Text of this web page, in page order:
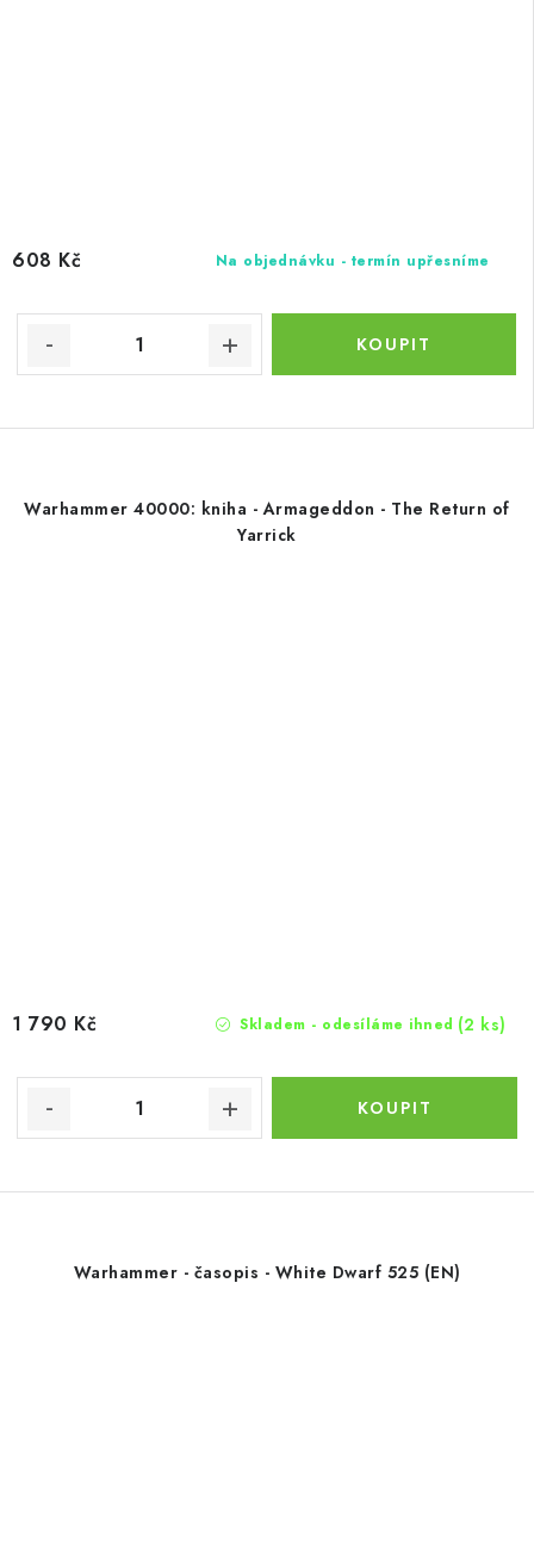
Na objednávku - termín upřesníme
608 Kč
Warhammer 40000: kniha - Armageddon - The Return of
Yarrick
Skladem - odesíláme ihned (2 ks)
1 790 Kč
Warhammer - časopis - White Dwarf 525 (EN)